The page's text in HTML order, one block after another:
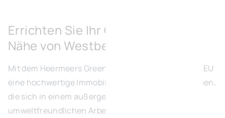
Errichten Sie Ihr Geschäft in der
Nähe von Westbekekluis
Mit dem Heermeers Green Business Park bietet BVI.EU
eine hochwertige Immobilienlösung für Unternehmen,
die sich in einem außergewöhnlichen und
umweltfreundlichen Arbeitsumfeld in der Nähe von